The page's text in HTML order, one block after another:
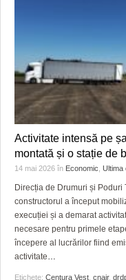
Activitate intensă pe
montată și o stație de
14 mai 2026 în Economic Ultima
Direcția de Drumuri și
constructorul a început
execuției și a demarat
necesare pentru primele
începere al lucrărilor fiind
activitate…
Etichete: Centura Vest cnair,